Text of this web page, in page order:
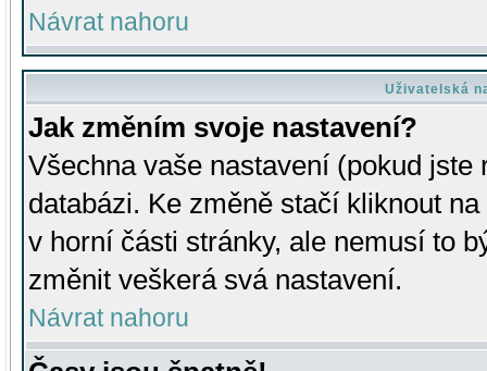
Návrat nahoru
Uživatelská
Jak změním svoje nastavení?
Všechna vaše nastavení (pokud
databázi. Ke změně stačí kliknout
v horní části stránky, ale nemusí to
změnit veškerá svá nastavení.
Návrat nahoru